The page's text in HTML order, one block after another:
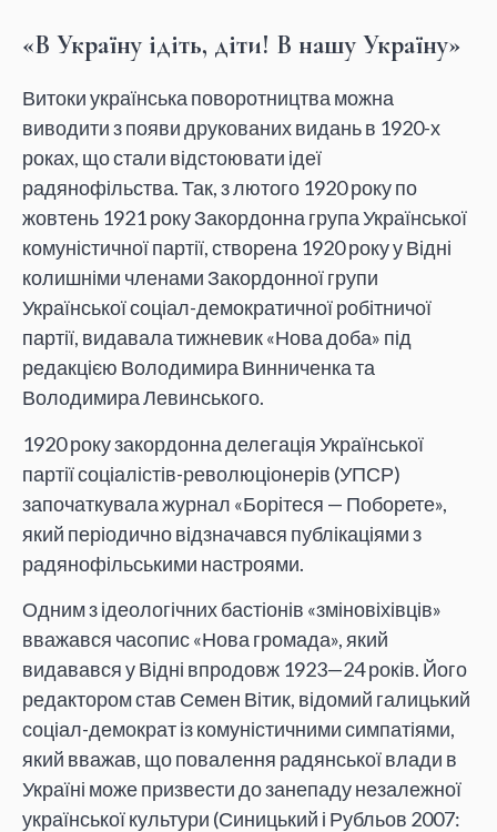
«В Україну ідіть, діти! В нашу Україну»
Витоки українська поворотництва можна
виводити з появи друкованих видань в 1920-х
роках, що стали відстоювати ідеї
радянофільства. Так, з лютого 1920 року по
жовтень 1921 року Закордонна група Української
комуністичної партії, створена 1920 року у Відні
колишніми членами Закордонної групи
Української соціал-демократичної робітничої
партії, видавала тижневик «Нова доба» під
редакцією Володимира Винниченка та
Володимира Левинського.
1920 року закордонна делегація Української
партії соціалістів-революціонерів (УПСР)
започаткувала журнал «Борітеся — Поборете»,
який періодично відзначався публікаціями з
радянофільськими настроями.
Одним з ідеологічних бастіонів «зміновіхівців»
вважався часопис «Нова громада», який
видавався у Відні впродовж 1923—24 років. Його
редактором став Семен Вітик, відомий галицький
соціал-демократ із комуністичними симпатіями,
який вважав, що повалення радянської влади в
Україні може призвести до занепаду незалежної
української культури (Синицький і Рубльов 2007: